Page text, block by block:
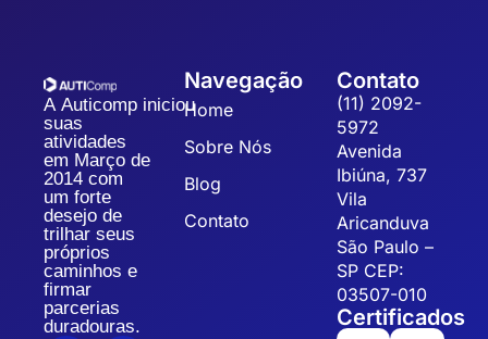
A Auticomp iniciou
suas
atividades
em Março de
2014 com
um forte
desejo de
trilhar seus
próprios
caminhos e
firmar
parcerias
duradouras.
Navegação
Home
Sobre Nós
Blog
Contato
Contato
(11) 2092-
5972
Avenida
Ibiúna, 737
Vila
Aricanduva
São Paulo –
SP CEP:
03507-010
Certificados